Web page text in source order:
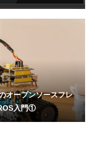
オープンソースフレ
入門①